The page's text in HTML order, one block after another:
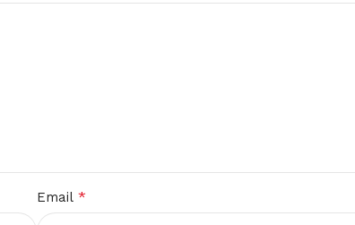
Email *